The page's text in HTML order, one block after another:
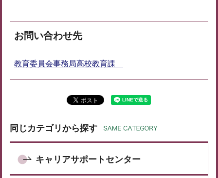
お問い合わせ先
教育委員会事務局高校教育課
同じカテゴリから探す
キャリアサポートセンター